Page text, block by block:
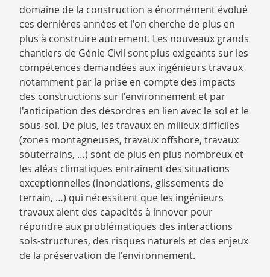
domaine de la construction a énormément évolué
ces dernières années et l'on cherche de plus en
plus à construire autrement. Les nouveaux grands
chantiers de Génie Civil sont plus exigeants sur les
compétences demandées aux ingénieurs travaux
notamment par la prise en compte des impacts
des constructions sur l'environnement et par
l'anticipation des désordres en lien avec le sol et le
sous-sol. De plus, les travaux en milieux difficiles
(zones montagneuses, travaux offshore, travaux
souterrains, …) sont de plus en plus nombreux et
les aléas climatiques entrainent des situations
exceptionnelles (inondations, glissements de
terrain, …) qui nécessitent que les ingénieurs
travaux aient des capacités à innover pour
répondre aux problématiques des interactions
sols-structures, des risques naturels et des enjeux
de la préservation de l'environnement.